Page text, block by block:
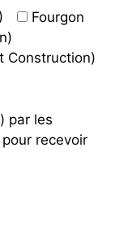
Fourgon
Construction)
par les
recevoir